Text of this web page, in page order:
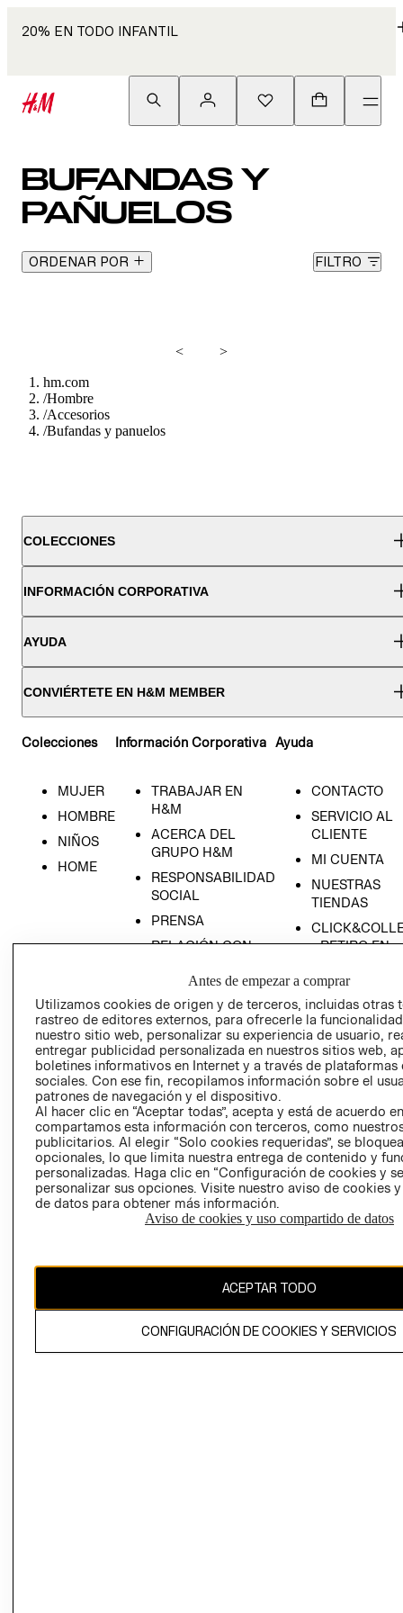
20% EN TODO INFANTIL
BUFANDAS Y
PAÑUELOS
ORDENAR POR FILTRO
<
>
hm.com
/Hombre
/Accesorios
/Bufandas y panuelos
COLECCIONES
INFORMACIÓN CORPORATIVA
AYUDA
CONVIÉRTETE EN H&M MEMBER
Colecciones
MUJER
HOMBRE
NIÑOS
HOME
Información Corporativa
TRABAJAR EN
H&M
ACERCA DEL
GRUPO H&M
RESPONSABILIDAD
SOCIAL
PRENSA
RELACIÓN CON
POLÍTICA
EMPRESARIAL
Ayuda
CONTACTO
SERVICIO AL
CLIENTE
MI CUENTA
NUESTRAS
TIENDAS
- RETIRO EN
TÉRMINOS Y
CONDICIONES
AVISO DE
PRIVACIDAD
GIFT CARD
COOKIES
El contenido de esta página web está protegido por copyright y es
Antes de empezar a comprar
Utilizamos cookies de origen y de terceros, incluidas otras
rastreo de editores externos, para ofrecerle la
nuestro sitio web, personalizar su experiencia de usuario,
entregar publicidad personalizada en nuestros sitios web,
boletines informativos en Internet y a través de plataformas
sociales. Con ese fin, recopilamos información sobre el
patrones de navegación y el dispositivo.
Al hacer clic en “Aceptar todas”, acepta y está de acuerdo
compartamos esta información con terceros, como
publicitarios. Al elegir “Solo cookies requeridas”, se
opcionales, lo que limita nuestra entrega de contenido y
personalizadas. Haga clic en “Configuración de cookies y
personalizar sus opciones. Visite nuestro aviso de cookies
de datos para obtener más información.
Aviso de cookies y uso compartido de datos
ACEPTAR TODO
CONFIGURACIÓN DE COOKIES Y SERVICIOS